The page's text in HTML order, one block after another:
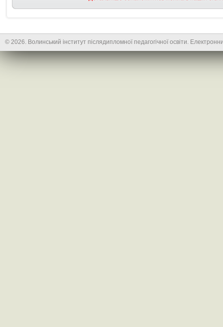
© 2026. Волинський інститут післядипломної педагогічної освіти.